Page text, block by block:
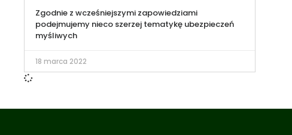
Zgodnie z wcześniejszymi zapowiedziami
podejmujemy nieco szerzej tematykę ubezpieczeń
myśliwych
18 marca 2022